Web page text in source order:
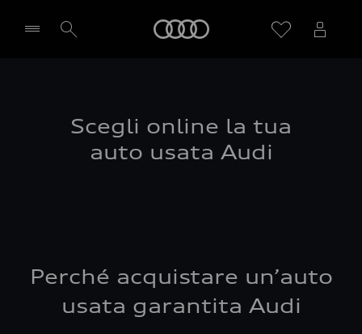
Scegli online la tua
auto usata Audi
Perché acquistare un’auto
usata garantita Audi